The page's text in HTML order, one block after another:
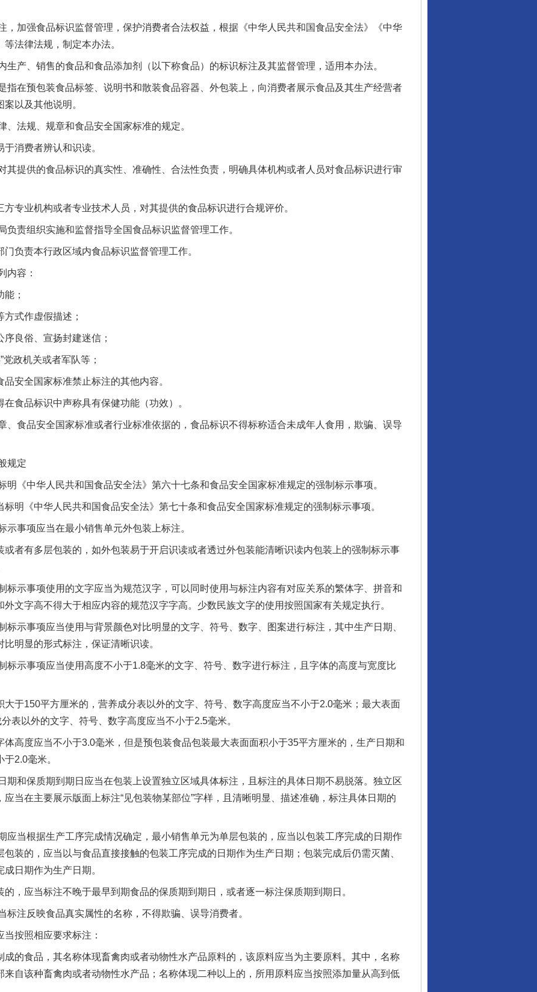
加强食品标识监督管理，保护消费者合法权益，根据《中华人民共和国食品安全法》《中华
法律法规，制定本办法。
产、销售的食品和食品添加剂（以下称食品）的标识标注及其监督管理，适用本办法。
在预包装食品标签、说明书和散装食品容器、外包装上，向消费者展示食品及其生产经营者
以及其他说明。
法规、规章和食品安全国家标准的规定。
消费者辨认和识读。
提供的食品标识的真实性、准确性、合法性负责，明确具体机构或者人员对食品标识进行审
业机构或者专业技术人员，对其提供的食品标识进行合规评价。
责组织实施和监督指导全国食品标识监督管理工作。
责本行政区域内食品标识监督管理工作。
容：
；
式作虚假描述；
良俗、宣扬封建迷信；
政机关或者军队等；
全国家标准禁止标注的其他内容。
品标识中声称具有保健功能（功效）。
食品安全国家标准或者行业标准依据的，食品标识不得标称适合未成年人食用，欺骗、误导
规定
《中华人民共和国食品安全法》第六十七条和食品安全国家标准规定的强制标示事项。
《中华人民共和国食品安全法》第七十条和食品安全国家标准规定的强制标示事项。
事项应当在最小销售单元外包装上标注。
有多层包装的，如外包装易于开启识读或者透过外包装能清晰识读内包装上的强制标示事
示事项使用的文字应当为规范汉字，可以同时使用与标注内容有对应关系的繁体字、拼音和
文字高不得大于相应内容的规范汉字字高。少数民族文字的使用按照国家有关规定执行。
示事项应当使用与背景颜色对比明显的文字、符号、数字、图案进行标注，其中生产日期、
明显的形式标注，保证清晰识读。
示事项应当使用高度不小于1.8毫米的文字、符号、数字进行标注，且字体的高度与宽度比
150平方厘米的，营养成分表以外的文字、符号、数字高度应当不小于2.0毫米；最大表面
表以外的文字、符号、数字高度应当不小于2.5毫米。
度应当不小于3.0毫米，但是预包装食品包装最大表面面积小于35平方厘米的，生产日期和
2.0毫米。
和保质期到期日应当在包装上设置独立区域具体标注，且标注的具体日期不易脱落。独立区
当在主要展示版面上标注“见包装物某部位”字样，且清晰明显、描述准确，标注具体日期的
当根据生产工序完成情况确定，最小销售单元为单层包装的，应当以包装工序完成的日期作
装的，应当以与食品直接接触的包装工序完成的日期作为生产日期；包装完成后仍需灭菌、
日期作为生产日期。
应当标注不晚于最早到期食品的保质期到期日，或者逐一标注保质期到期日。
注反映食品真实属性的名称，不得欺骗、误导消费者。
按照相应要求标注：
食品，其名称体现畜禽肉或者动物性水产品原料的，该原料应当为主要原料。其中，名称
自该种畜禽肉或者动物性水产品；名称体现二种以上的，所用原料应当按照添加量从高到低